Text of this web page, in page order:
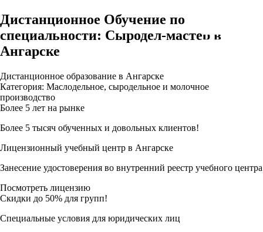
Дистанционное Обучение по
специальности: Сыродел-мастер в
Ангарске
Дистанционное образование в Ангарске
Категория: Маслодельное, сыродельное и молочное
производство
Более 5 лет на рынке
Более 5 тысяч обученных и довольных клиентов!
Лицензионный учебный центр в Ангарске
Занесение удостоверения во внутренний реестр учебного центра
Посмотреть лицензию
Скидки до 50% для групп!
Специальные условия для юридических лиц